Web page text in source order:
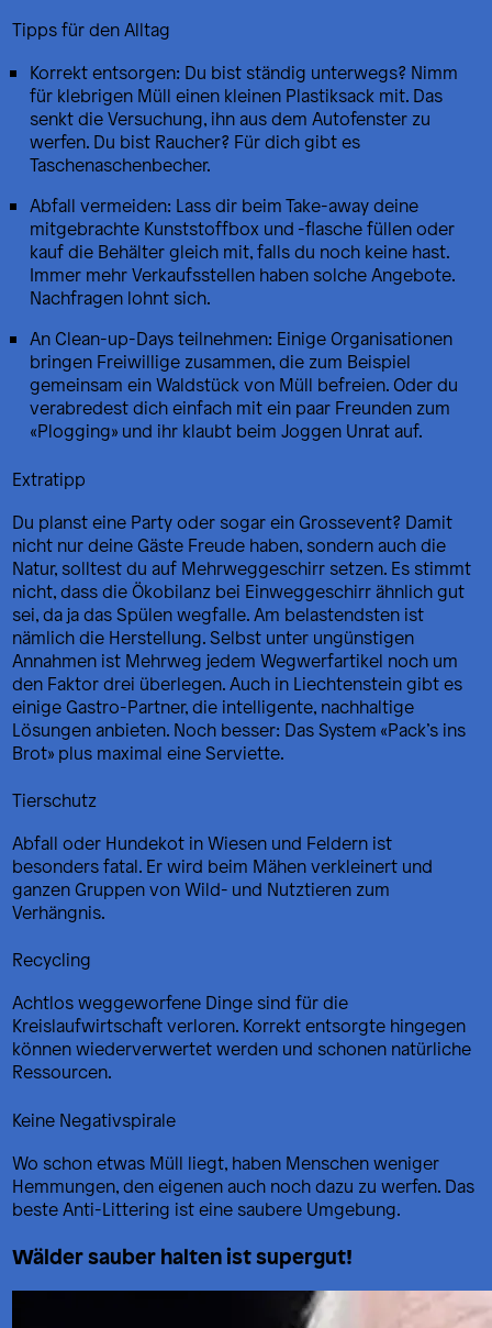
Tipps für den Alltag
Korrekt entsorgen: Du bist ständig unterwegs? Nimm
für klebrigen Müll einen kleinen Plastiksack mit. Das
senkt die Versuchung, ihn aus dem Autofenster zu
werfen. Du bist Raucher? Für dich gibt es
Taschenaschenbecher.
Abfall vermeiden: Lass dir beim Take-away deine
mitgebrachte Kunststoffbox und -flasche füllen oder
kauf die Behälter gleich mit, falls du noch keine hast.
Immer mehr Verkaufsstellen haben solche Angebote.
Nachfragen lohnt sich.
An Clean-up-Days teilnehmen: Einige Organisationen
bringen Freiwillige zusammen, die zum Beispiel
gemeinsam ein Waldstück von Müll befreien. Oder du
verabredest dich einfach mit ein paar Freunden zum
«Plogging» und ihr klaubt beim Joggen Unrat auf.
Extratipp
Du planst eine Party oder sogar ein Grossevent? Damit
nicht nur deine Gäste Freude haben, sondern auch die
Natur, solltest du auf Mehrweggeschirr setzen. Es stimmt
nicht, dass die Ökobilanz bei Einweggeschirr ähnlich gut
sei, da ja das Spülen wegfalle. Am belastendsten ist
nämlich die Herstellung. Selbst unter ungünstigen
Annahmen ist Mehrweg jedem Wegwerfartikel noch um
den Faktor drei überlegen. Auch in Liechtenstein gibt es
einige Gastro-Partner, die intelligente, nachhaltige
Lösungen anbieten. Noch besser: Das System «Pack’s ins
Brot» plus maximal eine Serviette.
Tierschutz
Abfall oder Hundekot in Wiesen und Feldern ist
besonders fatal. Er wird beim Mähen verkleinert und
ganzen Gruppen von Wild- und Nutztieren zum
Verhängnis.
Recycling
Achtlos weggeworfene Dinge sind für die
Kreislaufwirtschaft verloren. Korrekt entsorgte hingegen
können wiederverwertet werden und schonen natürliche
Ressourcen.
Keine Negativspirale
Wo schon etwas Müll liegt, haben Menschen weniger
Hemmungen, den eigenen auch noch dazu zu werfen. Das
beste Anti-Littering ist eine saubere Umgebung.
Wälder sauber halten ist supergut!